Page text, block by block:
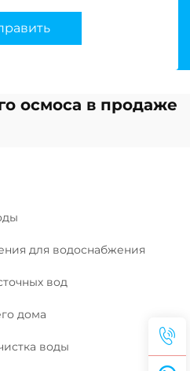
осмоса в продаже
для водоснабжения
вод
дома
воды